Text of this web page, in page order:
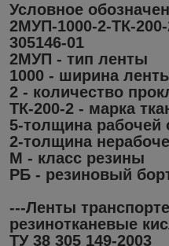
Условное
2МУП-1000-2-ТК-
305146-01
2МУП - тип ленты
1000 - ширина
2 - количество
ТК-200-2 - марка
5-толщина рабочей
2-толщина
М - класс резины
РБ - резиновый
---Ленты
резинотканевые
ТУ 38 305 149-2003